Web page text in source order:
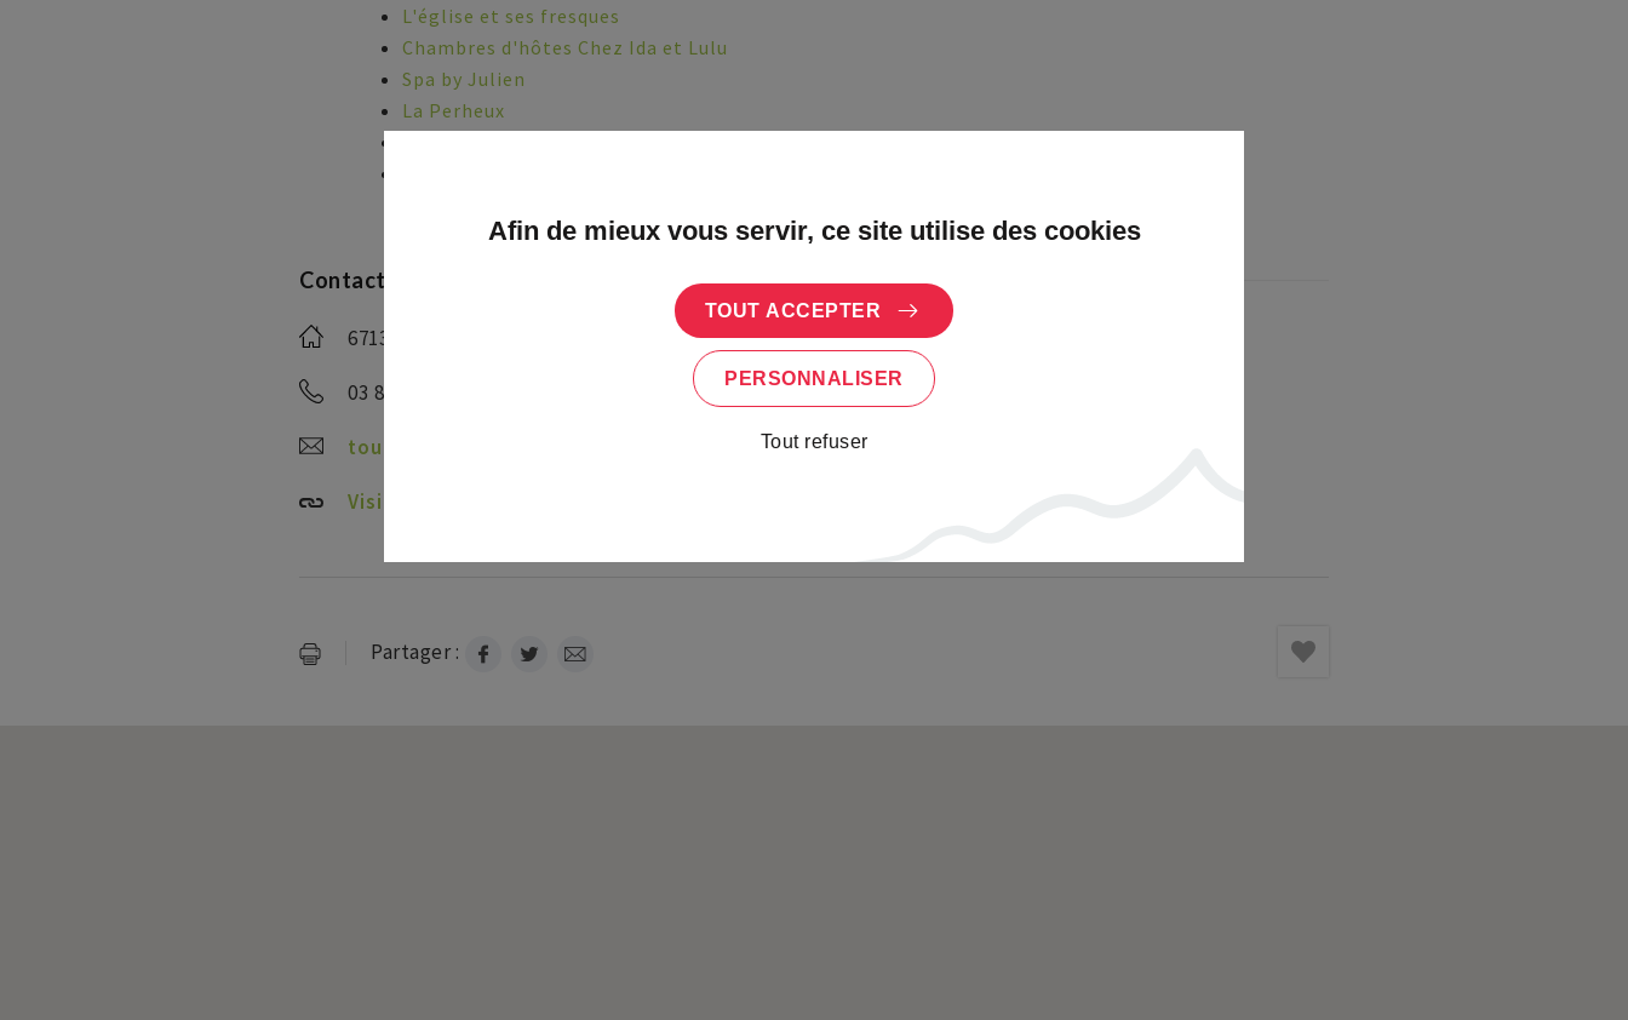
L'église et ses fresques
Chambres d'hôtes Chez Ida et Lulu
Spa by Julien
La Perheux
Contact et réservation
67130 Fouday
03 88 47 18 51
tourisme@valleedelabruche.fr
Visiter le site
Partager :
Afin de mieux vous servir, ce site utilise des cookies
TOUT ACCEPTER
PERSONNALISER
Tout refuser